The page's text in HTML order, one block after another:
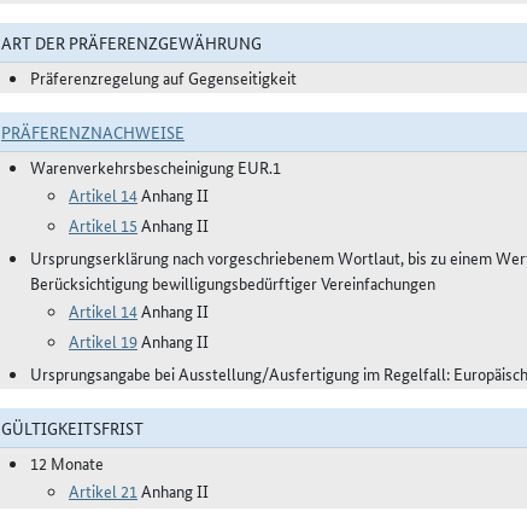
ART DER PRÄFERENZGEWÄHRUNG
Präferenzregelung auf Gegenseitigkeit
PRÄFERENZNACHWEISE
Warenverkehrsbescheinigung EUR.1
Artikel 14Anhang II
Artikel 15 Anhang II
Ursprungserklärung nach vorgeschriebenem Wortlaut, bis zu einem
Berücksichtigung bewilligungsbedürftiger Vereinfachungen
Artikel 14Anhang II
Artikel 19Anhang II
Ursprungsangabe bei Ausstellung/Ausfertigung im Regelfall:
GÜLTIGKEITSFRIST
12 Monate
Artikel 21Anhang II